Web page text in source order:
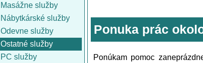
Masážne služby
Nábytkárské služby
Odevne služby
Ostatné služby
PC služby
Ponuka prác
Ponúkam pomoc